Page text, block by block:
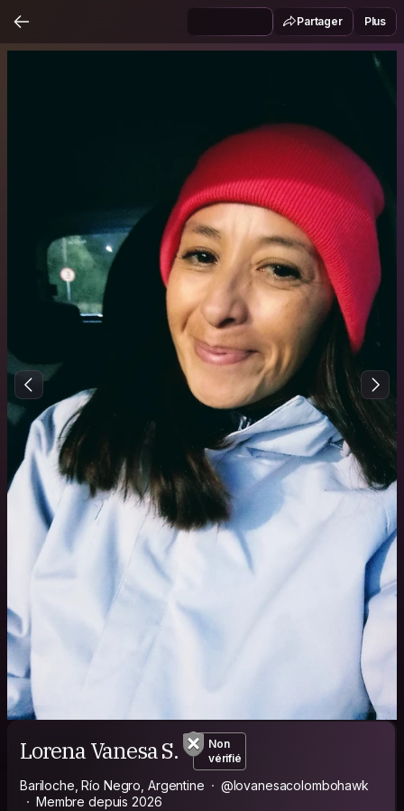
Partager Plus
Lorena Vanesa S.
Non
vérifié
Bariloche, Río Negro, Argentine
@lovanesacolombohawk
Membre depuis 2026